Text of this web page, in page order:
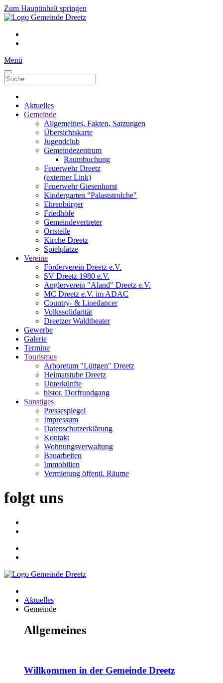
Zum Hauptinhalt springen
Menü
Aktuelles
Gemeinde
Allgemeines, Fakten, Satzungen
Übersichtskarte
Jugendclub
Gemeindezentrum
Raumbuchung
Feuerwehr Dreetz
(externer Link)
Feuerwehr Giesenhorst
Kindergarten "Palaststrolche"
Ehrenbürger
Friedhöfe
Gemeindevertreter
Ortsteile
Kirche Dreetz
Spielplätze
Vereine
Förderverein Dreetz e.V.
SV Dreetz 1980 e.V.
Anglerverein "Aland" Dreetz e.V.
MC Dreetz e.V. im ADAC
Country- & Linedancer
Volkssolidarität
Dreetzer Waldtheater
Gewerbe
Galerie
Termine
Tourismus
Arboretum "Lüttgen" Dreetz
Heimatstube Dreetz
Unterkünfte
histor. Dorfrundgang
Sonstiges
Pressespiegel
Impressum
Datenschutzerklärung
Kontakt
Wohnungsverwaltung
Bauarbeiten
Immobilien
Vermietung öffentl. Räume
folgt uns
Aktuelles
Gemeinde
Allgemeines
Willkommen in der Gemeinde Dreetz